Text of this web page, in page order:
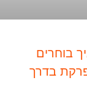
בוחרים
בדרך